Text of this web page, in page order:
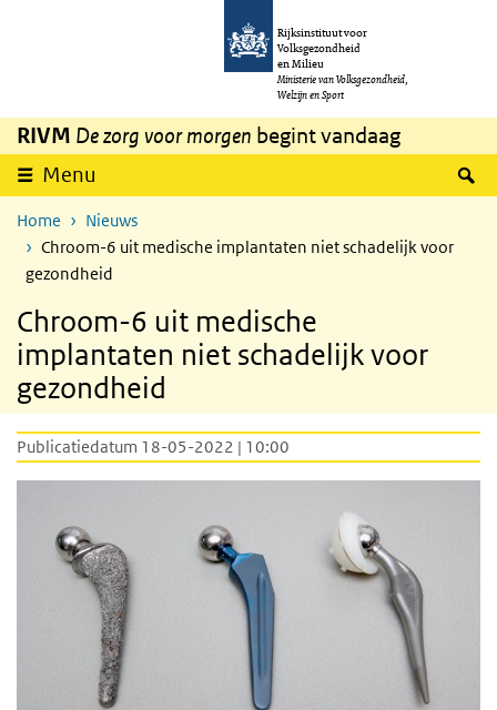
Overslaan en naar de inhoud gaan
Rijksinstituut voor
Volksgezondheid
en Milieu
Ministerie van Volksgezondheid,
Welzijn en Sport
RIVM De zorg voor morgen begint vandaag
Menu
Home
Nieuws
Chroom-6 uit medische implantaten niet schadelijk voor
gezondheid
Chroom-6 uit medische
implantaten niet schadelijk voor
gezondheid
Publicatiedatum 18-05-2022 | 10:00